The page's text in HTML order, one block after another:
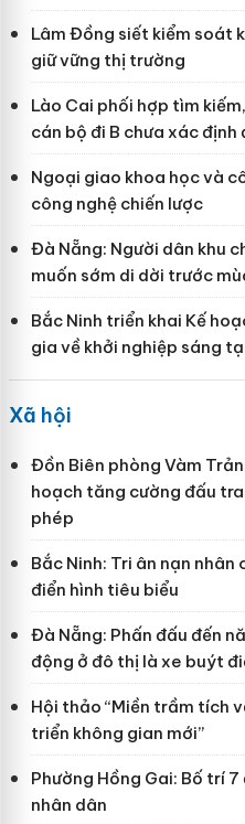
Lâm Đồng siết kiểm soát
giữ vững thị trường
Lào Cai phối hợp tìm
cán bộ đi B chưa xác định
Ngoại giao khoa học và
công nghệ chiến lược
Đà Nẵng: Người dân khu
muốn sớm di dời trước
Bắc Ninh triển khai Kế
gia về khởi nghiệp sáng
Xã hội
Đồn Biên phòng Vàm
hoạch tăng cường đấu
phép
Bắc Ninh: Tri ân nạn
điển hình tiêu biểu
Đà Nẵng: Phấn đấu đến
động ở đô thị là xe buýt
Hội thảo “Miền trầm tích
triển không gian mới”
Phường Hồng Gai: Bố trí
nhân dân